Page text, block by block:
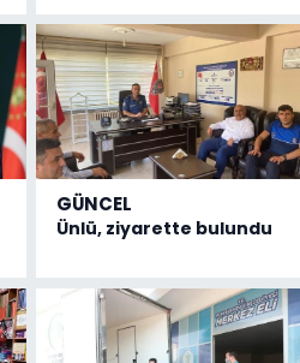
GÜNCEL
Ünlü, ziyarette bulundu